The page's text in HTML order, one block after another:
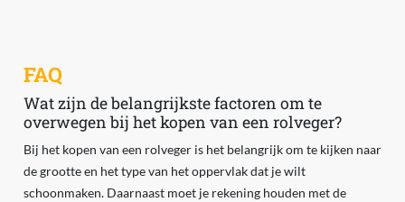
FAQ
Wat zijn de belangrijkste factoren om te
overwegen bij het kopen van een rolveger?
Bij het kopen van een rolveger is het belangrijk om te kijken naar
de grootte en het type van het oppervlak dat je wilt
schoonmaken. Daarnaast moet je rekening houden met de